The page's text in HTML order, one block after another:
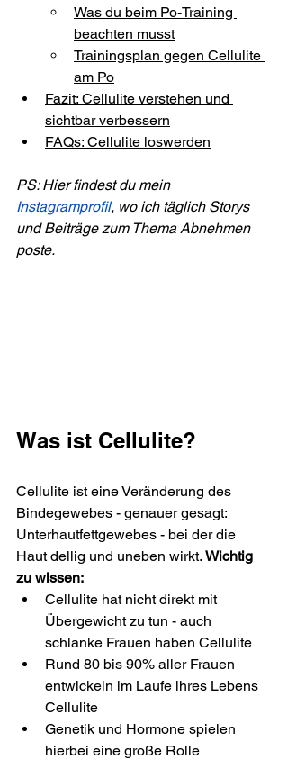
Was du beim Po-Training
beachten musst
Trainingsplan gegen Cellulite
am Po
Fazit: Cellulite verstehen und
sichtbar verbessern
FAQs: Cellulite loswerden
PS: Hier findest du mein
Instagramprofil, wo ich täglich Storys
und Beiträge zum Thema Abnehmen
poste.
Was ist Cellulite?
Cellulite ist eine Veränderung des
Bindegewebes - genauer gesagt:
Unterhautfettgewebes - bei der die
Haut dellig und uneben wirkt. Wichtig
zu wissen:
Cellulite hat nicht direkt mit
Übergewicht zu tun - auch
schlanke Frauen haben Cellulite
Rund 80 bis 90% aller Frauen
entwickeln im Laufe ihres Lebens
Cellulite
Genetik und Hormone spielen
hierbei eine große Rolle